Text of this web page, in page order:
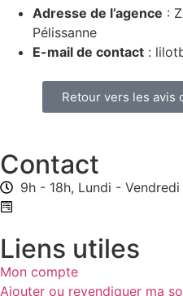
Adresse de l’agence :
Pélissanne
E-mail de contact :
Retour vers les avis
Contact
9h - 18h, Lundi - Vendredi
Liens utiles
Mon compte
Ajouter ou revendiquer ma